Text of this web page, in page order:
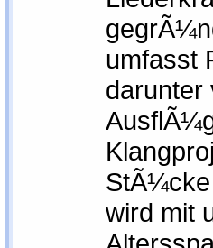
umfasst
darunter
StÃ¼cke
wird mit